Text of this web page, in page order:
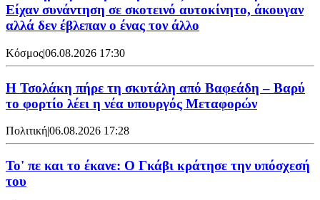
Είχαν συνάντηση σε σκοτεινό αυτοκίνητο, άκουγαν
αλλά δεν έβλεπαν ο ένας τον άλλο
Κόσμος|06.08.2026 17:30
Η Τσολάκη πήρε τη σκυτάλη από Βαφεάδη – Βαρύ
το φορτίο λέει η νέα υπουργός Μεταφορών
Πολιτική06.08.2026 17:28
Το' πε και το έκανε: Ο Γκάβι κράτησε την υπόσχεσή
του